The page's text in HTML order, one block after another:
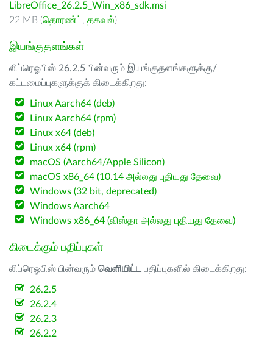
LibreOffice_26.2.5_Win_x86_sdk.msi
22 MB (தொரண்ட் , தகவல்)
இயங்குதளங்கள்
லிப்ரெஓபிஸ் 26.2.5 பின்வரும் இயங்குதளங்களுக்கு/
கட்டமைப்புகளுக்குக் கிடைக்கிறது:
Linux Aarch64 (deb)
Linux Aarch64 (rpm)
Linux x64 (deb)
Linux x64 (rpm)
macOS (Aarch64/Apple Silicon)
macOS x86_64 (10.14 அல்லது புதியது தேவை)
Windows (32 bit, deprecated)
Windows Aarch64
Windows x86_64 (விஸ்தா அல்லது புதியது தேவை)
கிடைக்கும் பதிப்புகள்
லிப்ரெஓபிஸ் பின்வரும் வெளியிட்ட பதிப்புகளில் கிடைக்கிறது:
26.2.5
26.2.4
26.2.3
26.2.2